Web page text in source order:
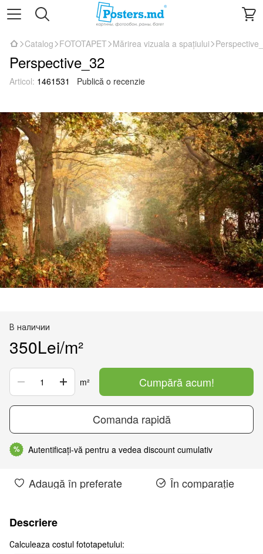
Catalog FOTOTAPET Mărirea vizuala a spațiului
Perspective_32
Articol: 1461531 Publică o recenzie
В наличии
350Lei/m²
m² Cumpără acum!
Comanda rapidă
% Autentificați-vă pentru a vedea discount cumulativ
Adaugă în preferate În comparație
Descriere
Сalculeaza costul fototapetului: